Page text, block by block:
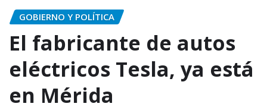
GOBIERNO Y POLÍTICA
El fabricante de autos
eléctricos Tesla, ya está
en Mérida